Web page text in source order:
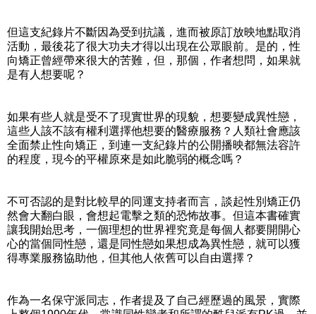
但這支紀錄片不斷因為受到抗議，進而被原訂放映地點取消
活動，最後花了很大功夫才得以出現在公眾眼前。是的，性
向矯正曾經帶來很大的苦難，但，那個，作者想問，如果就
是有人想要呢？
如果有些人就是受不了現實世界的現貌，想要變成異性戀，
這些人該不該有權利選擇他想要的醫療服務？人類社會應該
全面禁止性向矯正，到連一支紀錄片的公開播映都無法容許
的程度，現今的平權原來是如此脆弱的概念嗎？
不可否認的是對比較早的同運支持者而言，談起性別矯正仍
然會大翻白眼，會想起電擊之類的恐怖故事。但這本書確實
讓我開始思考，一個理想的世界裡究竟是每個人都要開開心
心的當個同性戀，還是同性戀如果想成為異性戀，就可以獲
得專業服務協助他，但其他人依舊可以自由選擇？
作為一名保守派同志，作者提及了自己經歷過的風景，實際